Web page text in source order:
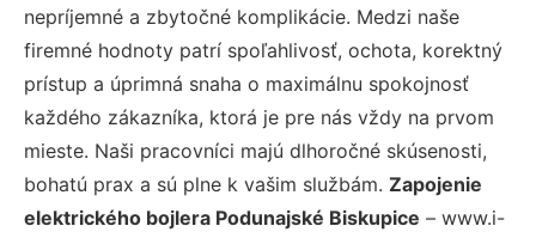
nepríjemné a zbytočné komplikácie. Medzi naše
firemné hodnoty patrí spoľahlivosť, ochota, korektný
prístup a úprimná snaha o maximálnu spokojnosť
každého zákazníka, ktorá je pre nás vždy na prvom
mieste. Naši pracovníci majú dlhoročné skúsenosti,
bohatú prax a sú plne k vašim službám. Zapojenie
elektrického bojlera Podunajské Biskupice – www.i-